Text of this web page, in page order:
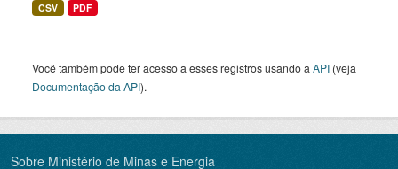
CSV PDF
Você também pode ter acesso a esses registros usando a API (veja
Documentação da API).
Sobre Ministério de Minas e Energia